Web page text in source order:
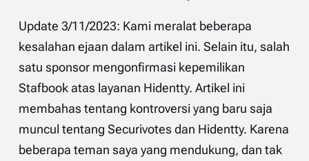
Update 3/11/2023: Kami meralat beberapa
kesalahan ejaan dalam artikel ini. Selain itu, salah
satu sponsor mengonfirmasi kepemilikan
Stafbook atas layanan Hidentty. Artikel ini
membahas tentang kontroversi yang baru saja
muncul tentang Securivotes dan Hidentty. Karena
beberapa teman saya yang mendukung, dan tak